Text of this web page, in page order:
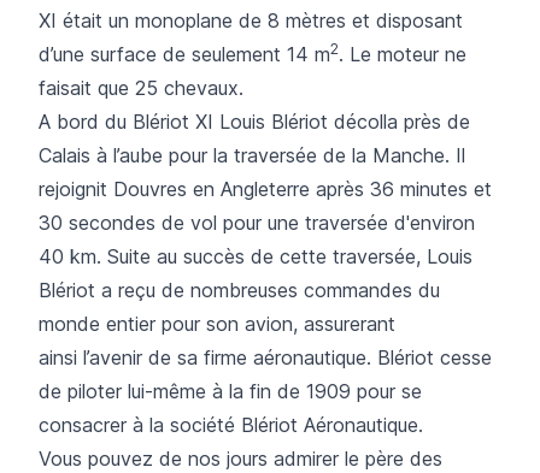
XI était un monoplane de 8 mètres et disposant
d’une surface de seulement 14 m2. Le moteur ne
faisait que 25 chevaux.
A bord du Blériot XI Louis Blériot décolla près de
Calais à l’aube pour la traversée de la Manche. Il
rejoignit Douvres en Angleterre après 36 minutes et
30 secondes de vol pour une traversée d'environ
40 km. Suite au succès de cette traversée, Louis
Blériot a reçu de nombreuses commandes du
monde entier pour son avion, assurerant
ainsi l’avenir de sa firme aéronautique. Blériot cesse
de piloter lui-même à la fin de 1909 pour se
consacrer à la société Blériot Aéronautique.
Vous pouvez de nos jours admirer le père des